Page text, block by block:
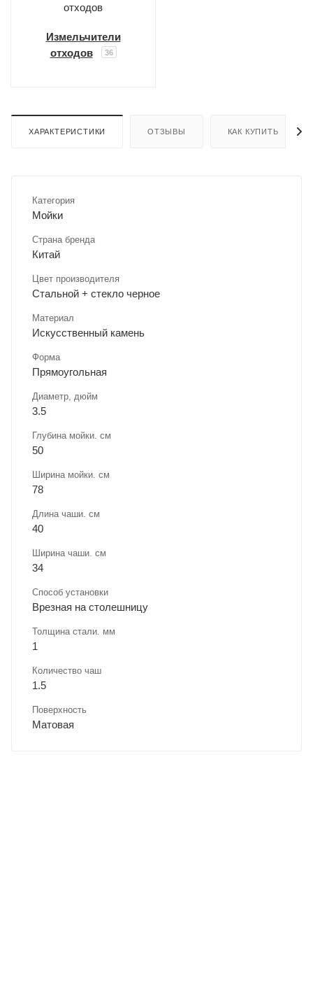
Измельчители
отходов
36
ХАРАКТЕРИСТИКИ ОТЗЫВЫ КАК КУПИТЬ
Категория
Мойки
Страна бренда
Китай
Цвет производителя
Стальной + стекло черное
Материал
Искусственный камень
Форма
Прямоугольная
Диаметр, дюйм
3.5
Глубина мойки. см
50
Ширина мойки. см
78
Длина чаши. см
40
Ширина чаши. см
34
Способ установки
Врезная на столешницу
Толщина стали. мм
1
Количество чаш
1.5
Поверхность
Матовая